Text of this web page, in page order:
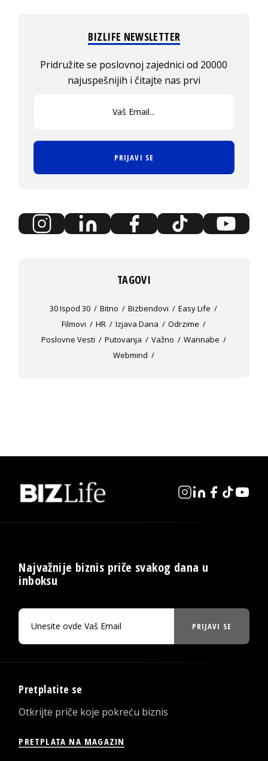
BIZLIFE NEWSLETTER
Pridružite se poslovnoj zajednici od 20000
najuspešnijih i čitajte nas prvi
PRIJAVI SE
TAGOVI
30 Ispod 30 Bitno Bizbendovi
Easy Life
Filmovi
HR Izjava Dana
Odrzime
Poslovne Vesti
Putovanja Važno
Wannabe
Webmind
Najvažnije biznis priče svakog dana u
inboksu
PRIJAVI SE
Pretplatite se
Otkrijte priče koje pokreću biznis
PRETPLATA NA MAGAZIN